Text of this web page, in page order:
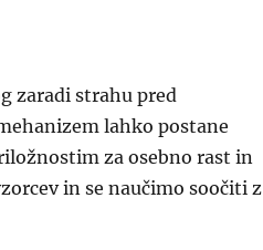
zaradi strahu pred
lahko postane
za osebno rast in
in se naučimo soočiti z